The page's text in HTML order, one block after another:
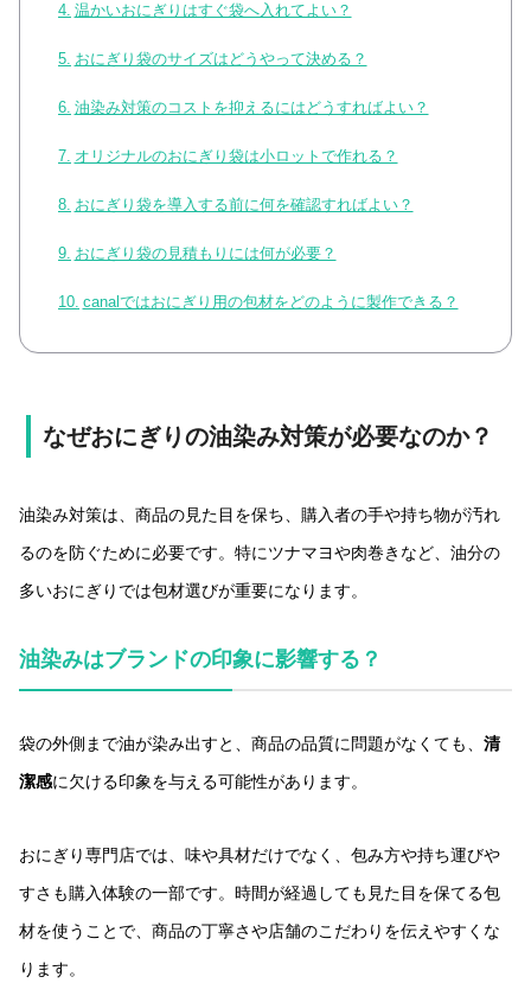
温かいおにぎりはすぐ袋へ入れてよい？
おにぎり袋のサイズはどうやって決める？
油染み対策のコストを抑えるにはどうすればよい？
オリジナルのおにぎり袋は小ロットで作れる？
おにぎり袋を導入する前に何を確認すればよい？
おにぎり袋の見積もりには何が必要？
canalではおにぎり用の包材をどのように製作できる？
なぜおにぎりの油染み対策が必要なのか？
油染み対策は、商品の見た目を保ち、購入者の手や持ち物が汚れ
るのを防ぐために必要です。特にツナマヨや肉巻きなど、油分の
多いおにぎりでは包材選びが重要になります。
油染みはブランドの印象に影響する？
袋の外側まで油が染み出すと、商品の品質に問題がなくても、 清
潔感に欠ける印象を与える可能性があります。
おにぎり専門店では、味や具材だけでなく、包み方や持ち運びや
すさも購入体験の一部です。時間が経過しても見た目を保てる包
材を使うことで、商品の丁寧さや店舗のこだわりを伝えやすくな
ります。